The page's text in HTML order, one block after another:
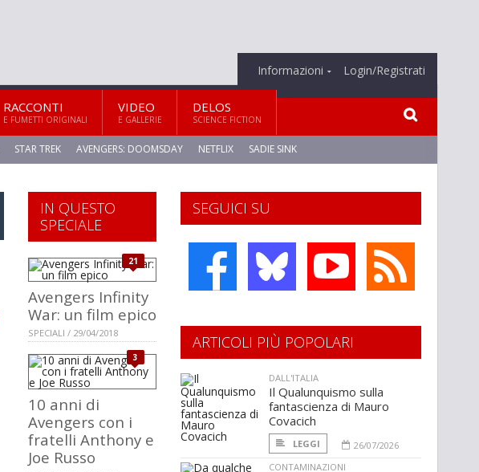
Informazioni Login/Registrati
RACCONTI
E FUMETTI ORIGINALI
VIDEO
E GALLERIE
DELOS
SCIENCE FICTION
STAR TREK AVENGERS: DOOMSDAY NETFLIX SADIE SINK
SEGUICI SU
IN QUESTO
SPECIALE
21
Avengers Infinity
War: un film epico
SPECIALI / 29/04/2018
3
10 anni di
Avengers con i
fratelli Anthony e
Joe Russo
ARTICOLI PIÙ POPOLARI
DALL'ITALIA
Il Qualunquismo sulla
fantascienza di Mauro
Covacich
LEGGI
26/07/2026
CONTAMINAZIONI